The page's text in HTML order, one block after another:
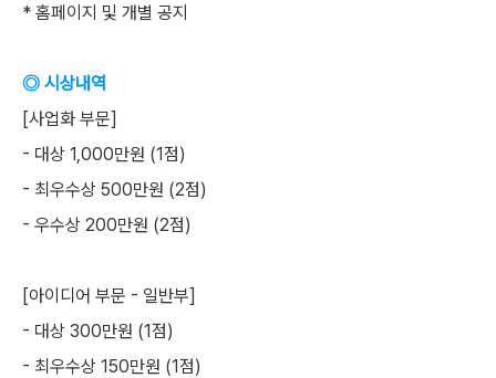
* 홈페이지 및 개별 공지
◎ 시상내역
[사업화 부문]
- 대상 1,000만원 (1점)
- 최우수상 500만원 (2점)
- 우수상 200만원 (2점)
[아이디어 부문 - 일반부]
- 대상 300만원 (1점)
- 최우수상 150만원 (1점)